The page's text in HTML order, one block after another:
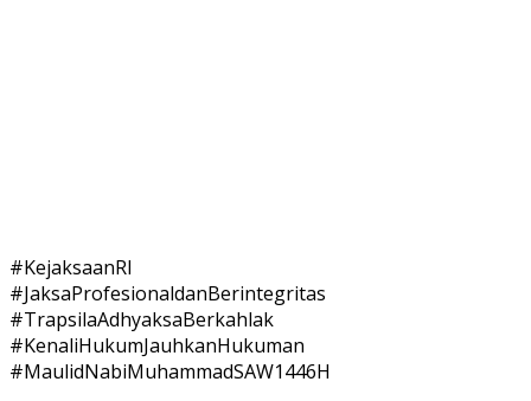
#KejaksaanRI
#JaksaProfesionaldanBerintegritas
#TrapsilaAdhyaksaBerkahlak
#KenaliHukumJauhkanHukuman
#MaulidNabiMuhammadSAW1446H